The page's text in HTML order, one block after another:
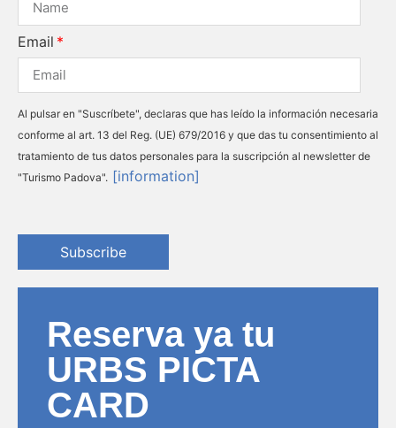
Email
Al pulsar en "Suscríbete", declaras que has leído la información necesaria
conforme al art. 13 del Reg. (UE) 679/2016 y que das tu consentimiento al
tratamiento de tus datos personales para la suscripción al newsletter de
"Turismo Padova". [information]
Subscribe
Reserva ya tu
URBS PICTA
CARD